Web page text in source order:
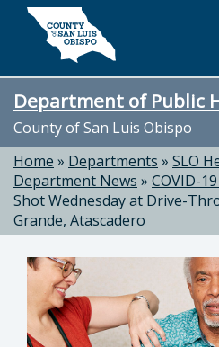
Skip to main content
Department of Public
County of San Luis Obispo
Home » Departments » SLO
Department News » COVID-
Shot Wednesday at Drive-
Grande, Atascadero